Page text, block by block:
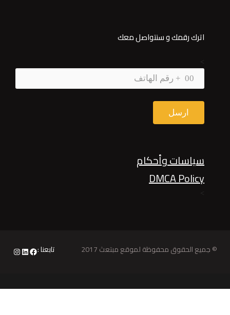
اترك رقمك و سنتواصل معك
سياسات وأحكام
DMCA Policy
© جميع الحقوق محفوظة لموقع مبتعث 2017 تابعنا :Facebook
LinkedIn